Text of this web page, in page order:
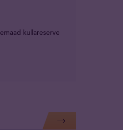
kullareserve